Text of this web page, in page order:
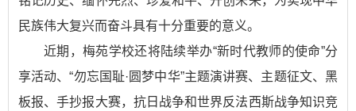
民族伟大复兴而奋斗具有十分重要的意义。
近期，梅苑学校还将陆续举办“新时代教师的使命”分
享活动、“勿忘国耻·圆梦中华”主题演讲赛、主题征文、黑
板报、手抄报大赛，抗日战争和世界反法西斯战争知识竞